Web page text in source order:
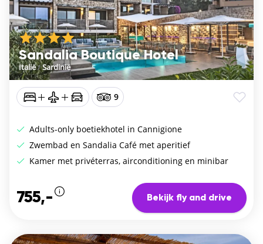
Sandalia Boutique Hotel
Italië/Sardinië
9
Adults-only boetiekhotel in Cannigione
Zwembad en Sandalia Café met aperitief
Kamer met privéterras, airconditioning en minibar
755,- Bekijk fly and drive